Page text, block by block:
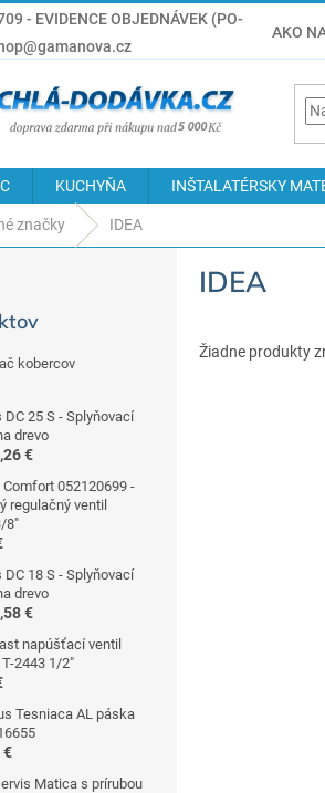
- EVIDENCE OBJEDNÁVEK (PO-
AKO
KUCHYŇA INŠTALATÉRSKY
značky IDEA
kobercov
DC 25 S - Splyňovací
drevo
€
052120699 -
regulačný ventil
8"
DC 18 S - Splyňovací
drevo
€
napúšťací ventil
T-2443 1/2"
Tesniaca AL páska
€
Matica s prírubou
IDEA
Žiadne produkty